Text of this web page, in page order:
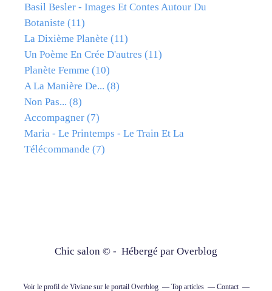
Basil Besler - Images Et Contes Autour Du
Botaniste (11)
La Dixième Planète (11)
Un Poème En Crée D'autres (11)
Planète Femme (10)
A La Manière De... (8)
Non Pas... (8)
Accompagner (7)
Maria - Le Printemps - Le Train Et La
Télécommande (7)
Chic salon © - Hébergé par Overblog
Voir le profil de Vivianesur le portail Overblog Top articles Contact